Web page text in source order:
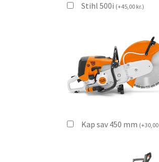
Stihl 500i (+45,00 kr.)
Kap sav 450 mm (+30,00